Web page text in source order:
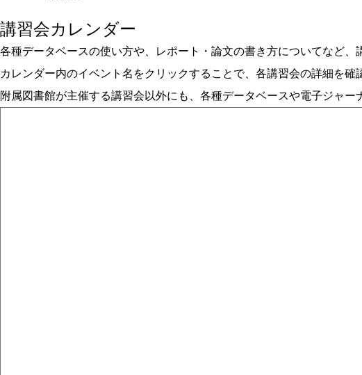
講習会カレンダー
各種データベースの使い方や、レポート・論文の書き方についてなど、
カレンダー内のイベント名をクリックすることで、各講習会の詳細を確
附属図書館が主催する講習会以外にも、各種データベースや電子ジャー